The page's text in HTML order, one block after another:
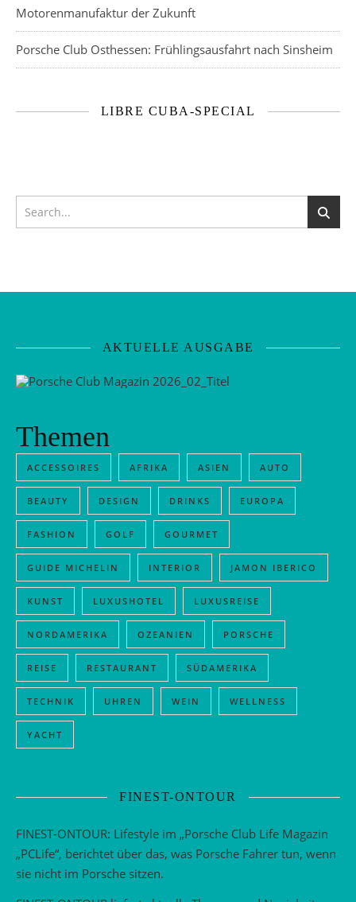
Motorenmanufaktur der Zukunft
Porsche Club Osthessen: Frühlingsausfahrt nach Sinsheim
LIBRE CUBA-SPECIAL
AKTUELLE AUSGABE
Themen
ACCESSOIRES AFRIKA ASIEN AUTO
BEAUTY DESIGN DRINKS EUROPA
FASHION GOLF GOURMET
GUIDE MICHELIN INTERIOR JAMON IBERICO
KUNST LUXUSHOTEL LUXUSREISE
NORDAMERIKA OZEANIEN PORSCHE
REISE RESTAURANT SÜDAMERIKA
TECHNIK UHREN WEIN WELLNESS
YACHT
FINEST-ONTOUR
FINEST-ONTOUR: Lifestyle im „Porsche Club Life Magazin
„PCLife“, berichtet über das, was Porsche Fahrer tun, wenn
sie nicht im Porsche sitzen.